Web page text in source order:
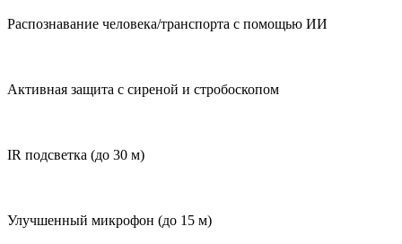
Распознавание человека/транспорта с помощью ИИ
Активная защита с сиреной и стробоскопом
IR подсветка (до 30 м)
Улучшенный микрофон (до 15 м)